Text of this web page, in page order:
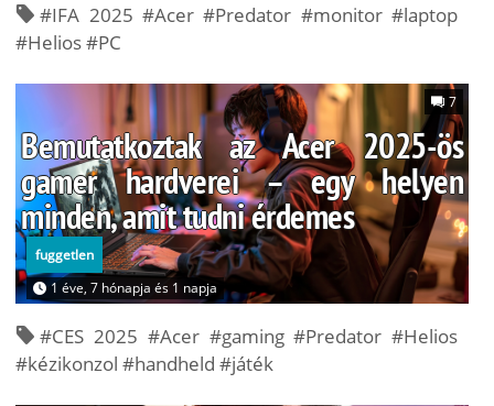
#IFA 2025 #Acer #Predator #monitor #laptop
#Helios #PC
7
fuggetlen
1 éve, 7 hónapja és 1 napja
Bemutatkoztak az Acer 2025-ös
gamer hardverei – egy helyen
minden, amit tudni érdemes
#CES 2025 #Acer #gaming #Predator #Helios
#kézikonzol #handheld #játék